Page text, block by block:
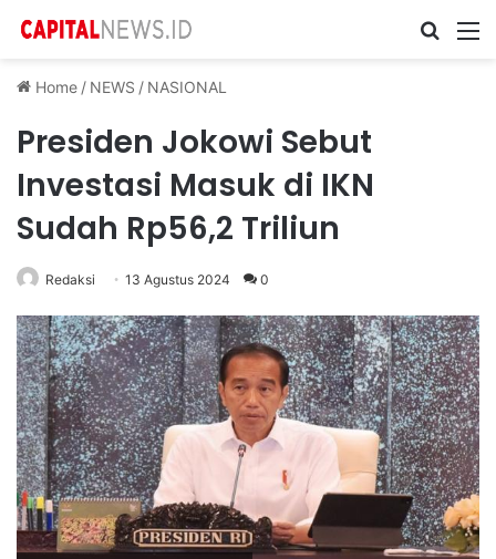
Cari ...
Home / NEWS / NASIONAL
Presiden Jokowi Sebut
Investasi Masuk di IKN
Sudah Rp56,2 Triliun
Redaksi 13 Agustus 2024 0